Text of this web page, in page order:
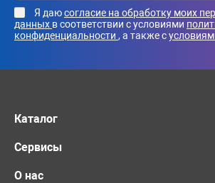
Я даюсогласие на обработку моих
данных в соответствии с условиями
конфиденциальности , а также с
Каталог
Сервисы
О нас